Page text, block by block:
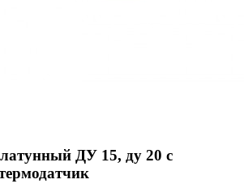
ДУ 15, ду 20 с